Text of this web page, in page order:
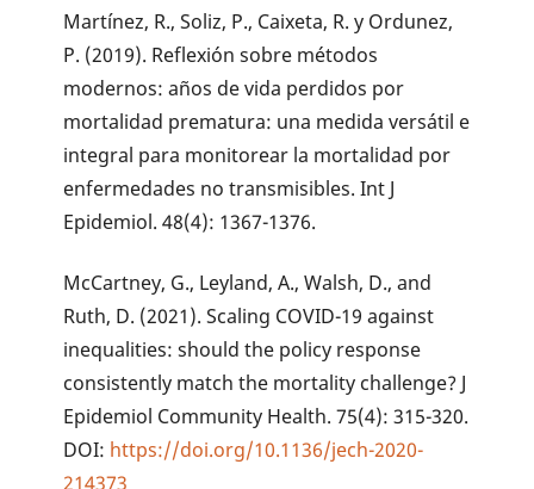
Martínez, R., Soliz, P., Caixeta, R. y Ordunez,
P. (2019). Reflexión sobre métodos
modernos: años de vida perdidos por
mortalidad prematura: una medida versátil e
integral para monitorear la mortalidad por
enfermedades no transmisibles. Int J
Epidemiol. 48(4): 1367-1376.
McCartney, G., Leyland, A., Walsh, D., and
Ruth, D. (2021). Scaling COVID-19 against
inequalities: should the policy response
consistently match the mortality challenge? J
Epidemiol Community Health. 75(4): 315-320.
DOI: https://doi.org/10.1136/jech-2020-
214373